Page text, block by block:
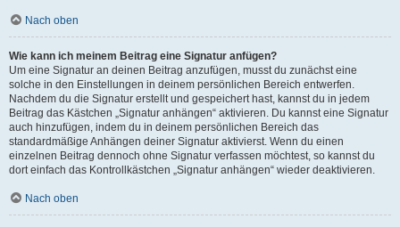
Nach oben
Wie kann ich meinem Beitrag eine Signatur anfügen?
Um eine Signatur an deinen Beitrag anzufügen, musst du zunächst eine
solche in den Einstellungen in deinem persönlichen Bereich entwerfen.
Nachdem du die Signatur erstellt und gespeichert hast, kannst du in jedem
Beitrag das Kästchen „Signatur anhängen“ aktivieren. Du kannst eine Signatur
auch hinzufügen, indem du in deinem persönlichen Bereich das
standardmäßige Anhängen deiner Signatur aktivierst. Wenn du einen
einzelnen Beitrag dennoch ohne Signatur verfassen möchtest, so kannst du
dort einfach das Kontrollkästchen „Signatur anhängen“ wieder deaktivieren.
Nach oben